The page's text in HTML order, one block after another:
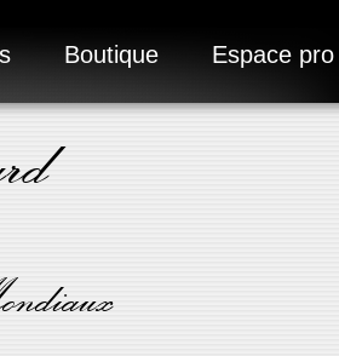
Boutique Espace pro